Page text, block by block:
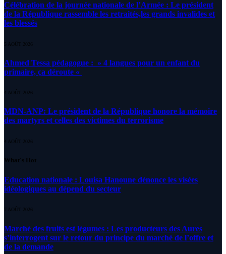
Célébration de la journée nationale de l’Armée : Le président
de la République rassemble les retraités,les grands invalides et
les blessés
5 AOÛT 2026
Ahmed Tessa pédagogue : » 4 langues pour un enfant du
primaire, ça déroute «
4 AOÛT 2026
MDN-ANP: Le président de la République honore la mémoire
des martyrs et celles des victimes du terrorisme
4 AOÛT 2026
What's Hot
Education nationale : Louisa Hanoune dénonce les visées
idéologiques au dépend du secteur
7 AOÛT 2026
Marché des fruits est légumes : Les producteurs des Aures
s’interrogent sur le retour du principe du marché de l’offre et
de la demande